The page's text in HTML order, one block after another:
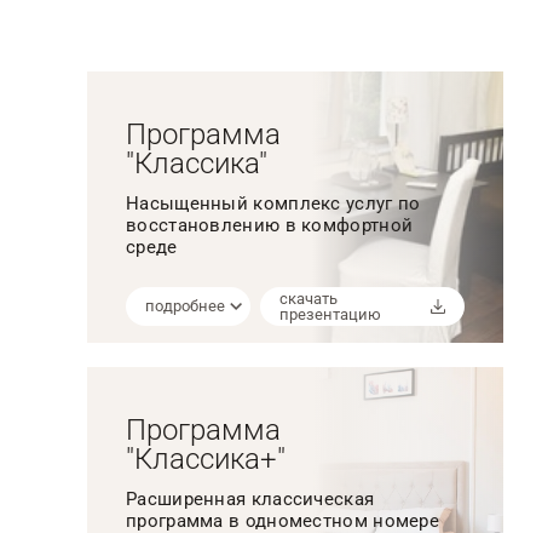
Программа
"Классика"
Насыщенный комплекс услуг по
восстановлению в комфортной
среде
подробнее
скачать
презентацию
Программа
"Классика+"
Расширенная классическая
программа в одноместном номере